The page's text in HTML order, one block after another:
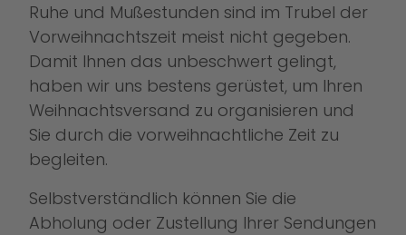
Ruhe und Mußestunden sind im Trubel der
Vorweihnachtszeit meist nicht gegeben.
Damit Ihnen das unbeschwert gelingt,
haben wir uns bestens gerüstet, um Ihren
Weihnachtsversand zu organisieren und
Sie durch die vorweihnachtliche Zeit zu
begleiten.
Selbstverständlich können Sie die
Abholung oder Zustellung Ihrer Sendungen